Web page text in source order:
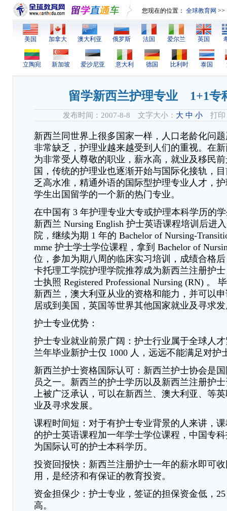
您现在的位置： 全球教育网 >>
美国 加拿大 澳大利亚 俄罗斯 法国 爱尔兰 英国
立陶宛 新加坡 爱沙尼亚 意大利 德国 比利时 泰国
留学新西兰护理专业 1+1专
发布时间：2007-8-8 文字大小： 大 中 小 打印
新西兰同世界上很多国家一样，人口老龄化问
非常缺乏，护理业越来越受到人们的重视。在
为非常受人尊敬的职业，薪水高，就业及移民
国，传统的护理业也逐渐开始与国际化接轨，
乏高水准，精通外语的国际型护理专业人才，
学生出国留学的一个新的热门专业。
在中国有 3 年护理专业大专或护理本科学历的
新西兰 Nursing English 护士英语课程培训后进
院，继续为期 1 年的 Bachelor of Nursing-
mme 护士学士学位课程，拿到 Bachelor of
位，参加为期八周的临床实习培训，成绩合格
卡托理工学院护理学院推荐成为新西兰注册护
士执照 Registered Professional Nursing (RN) 。
新西兰，澳大利亚从业的资格和能力，并可以
居或到美国，英国等世界其他国家就业及寻求
护士专业优势：
护士专业就业前景广阔：护士行业属于全球人
兰年毕业新护士仅 1000 人，远远不能满足对护
新西兰护士资格国际认可：新西兰护士协会是
员之一。新西兰的护士学历以及新西兰注册护
上被广泛承认，可以在新西兰、澳大利亚、等
业及寻求发展。
课程时间短：对于有护士专业背景的人来讲，
的护士英语课程加一年学士学位课程，中国专
为国际认可的护士本科学历。
投资回报快：新西兰注册护士一年的薪水即可
用，是经济和有保证的教育投资。
资金担保少：护士专业，签证的担保资金低，
高。